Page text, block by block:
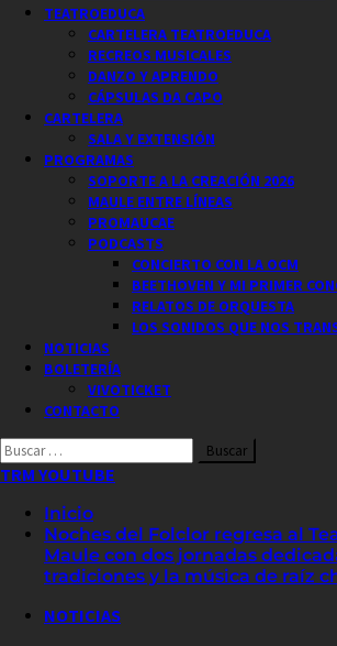
TEATROEDUCA
CARTELERA TEATROEDUCA
RECREOS MUSICALES
DANZO Y APRENDO
CÁPSULAS DA CAPO
CARTELERA
SALA Y EXTENSIÓN
PROGRAMAS
SOPORTE A LA CREACIÓN 2026
MAULE ENTRE LÍNEAS
PROMAUCAE
PODCASTS
CONCIERTO CON LA OCM
BEETHOVEN Y MI PRIMER
RELATOS DE ORQUESTA
LOS SONIDOS QUE NOS
NOTICIAS
BOLETERÍA
VIVOTICKET
CONTACTO
Buscar
por:
TRM YOUTUBE
Inicio
Noches del Folclor regresa al
Maule con dos jornadas
tradiciones y la música de raíz
NOTICIAS